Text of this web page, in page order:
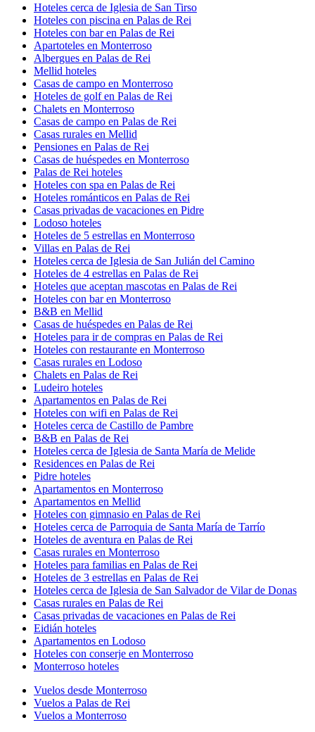
Hoteles cerca de Iglesia de San Tirso
Hoteles con piscina en Palas de Rei
Hoteles con bar en Palas de Rei
Apartoteles en Monterroso
Albergues en Palas de Rei
Mellid hoteles
Casas de campo en Monterroso
Hoteles de golf en Palas de Rei
Chalets en Monterroso
Casas de campo en Palas de Rei
Casas rurales en Mellid
Pensiones en Palas de Rei
Casas de huéspedes en Monterroso
Palas de Rei hoteles
Hoteles con spa en Palas de Rei
Hoteles románticos en Palas de Rei
Casas privadas de vacaciones en Pidre
Lodoso hoteles
Hoteles de 5 estrellas en Monterroso
Villas en Palas de Rei
Hoteles cerca de Iglesia de San Julián del Camino
Hoteles de 4 estrellas en Palas de Rei
Hoteles que aceptan mascotas en Palas de Rei
Hoteles con bar en Monterroso
B&B en Mellid
Casas de huéspedes en Palas de Rei
Hoteles para ir de compras en Palas de Rei
Hoteles con restaurante en Monterroso
Casas rurales en Lodoso
Chalets en Palas de Rei
Ludeiro hoteles
Apartamentos en Palas de Rei
Hoteles con wifi en Palas de Rei
Hoteles cerca de Castillo de Pambre
B&B en Palas de Rei
Hoteles cerca de Iglesia de Santa María de Melide
Residences en Palas de Rei
Pidre hoteles
Apartamentos en Monterroso
Apartamentos en Mellid
Hoteles con gimnasio en Palas de Rei
Hoteles cerca de Parroquia de Santa María de Tarrío
Hoteles de aventura en Palas de Rei
Casas rurales en Monterroso
Hoteles para familias en Palas de Rei
Hoteles de 3 estrellas en Palas de Rei
Hoteles cerca de Iglesia de San Salvador de Vilar de Donas
Casas rurales en Palas de Rei
Casas privadas de vacaciones en Palas de Rei
Eidián hoteles
Apartamentos en Lodoso
Hoteles con conserje en Monterroso
Monterroso hoteles
Vuelos desde Monterroso
Vuelos a Palas de Rei
Vuelos a Monterroso